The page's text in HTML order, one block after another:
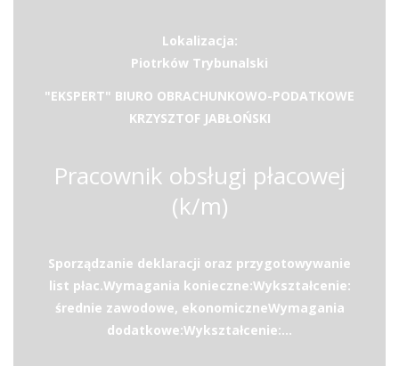
Lokalizacja:
Piotrków Trybunalski
"EKSPERT" BIURO OBRACHUNKOWO-PODATKOWE
KRZYSZTOF JABŁOŃSKI
Pracownik obsługi płacowej
(k/m)
Sporządzanie deklaracji oraz przygotowywanie
list płac.Wymagania konieczne:Wykształcenie:
średnie zawodowe, ekonomiczneWymagania
dodatkowe:Wykształcenie:...